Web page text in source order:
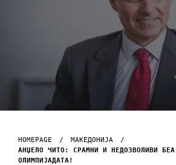
HOMEPAGE
МАКЕДОНИЈА
АНЏЕЛО ЧИТО: СРАМНИ И НЕДОЗВОЛИВИ
ОЛИМПИЈАДАТА!